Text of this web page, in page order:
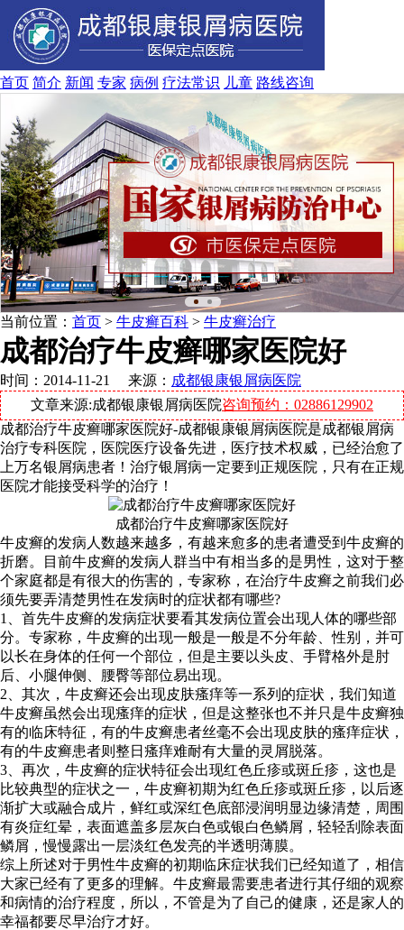
首页 简介 新闻 专家 病例 疗法常识 儿童 路线咨询
当前位置： 首页 > 牛皮癣百科 > 牛皮癣治疗
成都治疗牛皮癣哪家医院好
时间：2014-11-21 来源： 成都银康银屑病医院
文章来源:成都银康银屑病医院咨询预约：02886129902
成都治疗牛皮癣哪家医院好-成都银康银屑病医院是成都银屑病
治疗专科医院，医院医疗设备先进，医疗技术权威，已经治愈了
上万名银屑病患者！治疗银屑病一定要到正规医院，只有在正规
医院才能接受科学的治疗！
成都治疗牛皮癣哪家医院好
牛皮癣的发病人数越来越多，有越来愈多的患者遭受到牛皮癣的
折磨。目前牛皮癣的发病人群当中有相当多的是男性，这对于整
个家庭都是有很大的伤害的，专家称，在治疗牛皮癣之前我们必
须先要弄清楚男性在发病时的症状都有哪些?
1、首先牛皮癣的发病症状要看其发病位置会出现人体的哪些部
分。专家称，牛皮癣的出现一般是一般是不分年龄、性别，并可
以长在身体的任何一个部位，但是主要以头皮、手臂格外是肘
后、小腿伸侧、腰臀等部位易出现。
2、其次，牛皮癣还会出现皮肤瘙痒等一系列的症状，我们知道
牛皮癣虽然会出现瘙痒的症状，但是这整张也不并只是牛皮癣独
有的临床特征，有的牛皮癣患者丝毫不会出现皮肤的瘙痒症状，
有的牛皮癣患者则整日瘙痒难耐有大量的灵屑脱落。
3、再次，牛皮癣的症状特征会出现红色丘疹或斑丘疹，这也是
比较典型的症状之一，牛皮癣初期为红色丘疹或斑丘疹，以后逐
渐扩大或融合成片，鲜红或深红色底部浸润明显边缘清楚，周围
有炎症红晕，表面遮盖多层灰白色或银白色鳞屑，轻轻刮除表面
鳞屑，慢慢露出一层淡红色发亮的半透明薄膜。
综上所述对于男性牛皮癣的初期临床症状我们已经知道了，相信
大家已经有了更多的理解。牛皮癣最需要患者进行其仔细的观察
和病情的治疗程度，所以，不管是为了自己的健康，还是家人的
幸福都要尽早治疗才好。